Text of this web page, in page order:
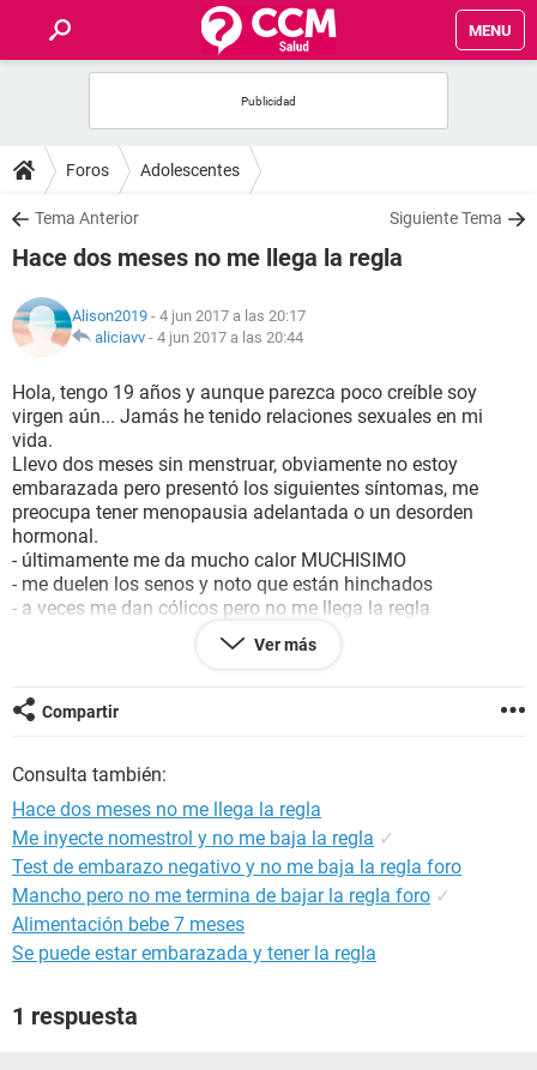
MENU
FOROS
SALUD
NUTRICIÓN
BIENESTAR
SEXUALIDAD
GLOSARIO
Foros Adolescentes
Tema Anterior Siguiente Tema
Hace dos meses no me llega la regla
Alison2019 - 4 jun 2017 a las 20:17
aliciavv - 4 jun 2017 a las 20:44
Hola, tengo 19 años y aunque parezca poco creíble soy
virgen aún... Jamás he tenido relaciones sexuales en mi
vida.
Llevo dos meses sin menstruar, obviamente no estoy
embarazada pero presentó los siguientes síntomas, me
preocupa tener menopausia adelantada o un desorden
hormonal.
- últimamente me da mucho calor MUCHISIMO
- me duelen los senos y noto que están hinchados
- a veces me dan cólicos pero no me llega la regla
- tengo cambios de ánimo como cuando me va a llegar el
periodo solo que jamás llega
- Me da mucho sueño y sed
Ver más
Compartir
Consulta también:
Hace dos meses no me llega la regla
Me inyecte nomestrol y no me baja la regla ✓
Test de embarazo negativo y no me baja la regla foro
Mancho pero no me termina de bajar la regla foro ✓
Alimentación bebe 7 meses
Se puede estar embarazada y tener la regla
1 respuesta